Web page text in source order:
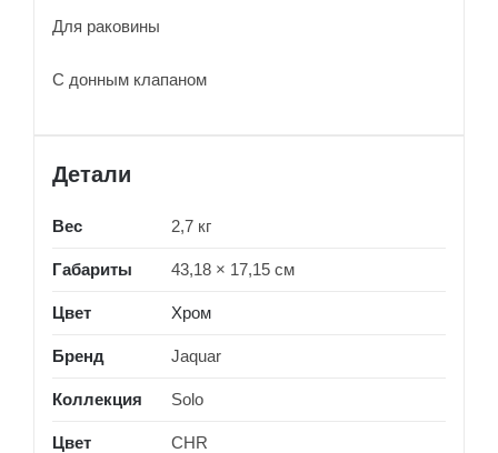
Для раковины
С донным клапаном
Детали
Вес 2,7 кг
Габариты 43,18 × 17,15 см
Цвет Хром
Бренд Jaquar
Коллекция Solo
Цвет CHR